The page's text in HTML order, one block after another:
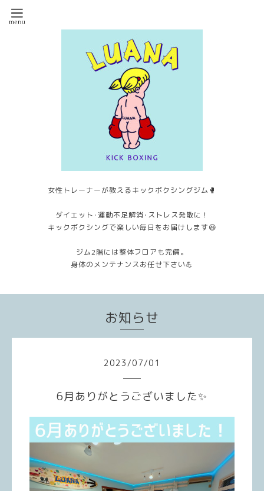
女性トレーナーが教えるキックボクシングジム🥊
ダイエット･運動不足解消･ストレス発散に！
キックボクシングで楽しい毎日をお届けします😆
ジム2階には整体フロアも完備。
身体のメンテナンスお任せ下さい💪
お知らせ
2023/07/01
6月ありがとうございました✨